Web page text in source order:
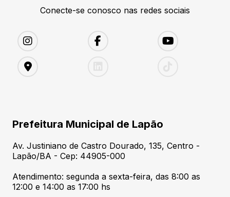
Conecte-se conosco nas redes sociais
Prefeitura Municipal de Lapão
Av. Justiniano de Castro Dourado, 135, Centro -
Lapão/BA - Cep: 44905-000
Atendimento: segunda a sexta-feira, das 8:00 as
12:00 e 14:00 as 17:00 hs